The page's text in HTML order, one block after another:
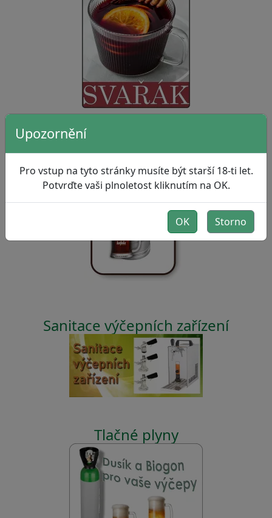
Sanitace výčepních zařízení
Tlačné plyny
Upozornění
Pro vstup na tyto stránky musíte být starší 18-ti let.
Potvrďte vaši plnoletost kliknutím na OK.
OK Storno